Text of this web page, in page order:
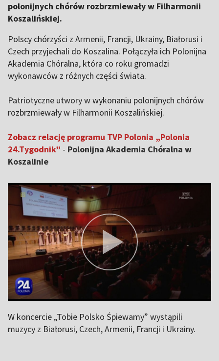
polonijnych chórów rozbrzmiewały w Filharmonii
Koszalińskiej.
Polscy chórzyści z Armenii, Francji, Ukrainy, Białorusi i
Czech przyjechali do Koszalina. Połączyła ich Polonijna
Akademia Chóralna, która co roku gromadzi
wykonawców z różnych części świata.
Patriotyczne utwory w wykonaniu polonijnych chórów
rozbrzmiewały w Filharmonii Koszalińskiej.
Zobacz relację programu TVP Polonia „Polonia
24.Tygodnik” - Polonijna Akademia Chóralna w
Koszalinie
W koncercie „Tobie Polsko Śpiewamy” wystąpili
muzycy z Białorusi, Czech, Armenii, Francji i Ukrainy.